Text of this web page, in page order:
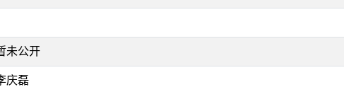
未公开
庆磊